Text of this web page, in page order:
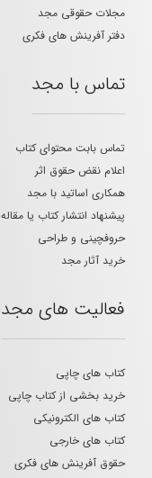
مجلات حقوقی مجد
دفتر آفرینش های فکری
تماس با مجد
تماس بابت محتوای کتاب
اعلام نقض حقوق اثر
همکاری اساتید با مجد
پیشنهاد انتشار کتاب یا مقاله
حروفچینی و طراحی
خرید آثار مجد
فعالیت های مجد
کتاب های چاپی
خرید بخشی از کتاب چاپی
کتاب های الکترونیکی
کتاب های خارجی
حقوق آفرینش های فکری